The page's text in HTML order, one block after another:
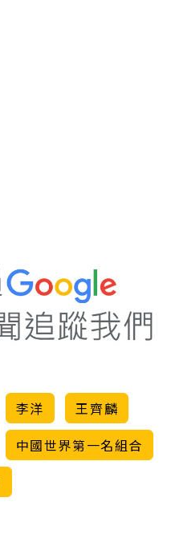
李洋
王齊麟
中國世界第一名組合